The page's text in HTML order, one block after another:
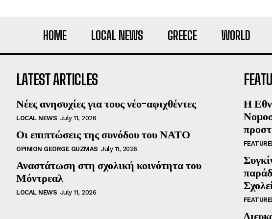
HOME LOCAL NEWS GREECE WORLD
LATEST ARTICLES
Νέες ανησυχίες για τους νέο-αφιχθέντες
LOCAL NEWS July 11, 2026
Οι επιπτώσεις της συνόδου του ΝΑΤΟ
OPINION GEORGE GUZMAS July 11, 2026
Αναστάτωση στη σχολική κοινότητα του
Μόντρεαλ
LOCAL NEWS July 11, 2026
Η